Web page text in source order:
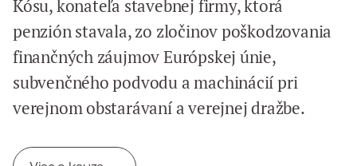
Kósu, konateľa stavebnej firmy, ktorá
penzión stavala, zo zločinov poškodzovania
finančných záujmov Európskej únie,
subvenčného podvodu a machinácií pri
verejnom obstarávaní a verejnej dražbe.